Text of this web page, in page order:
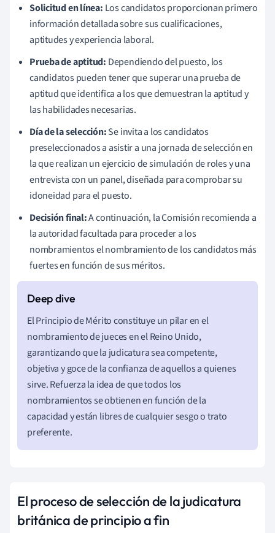
Solicitud en línea: Los candidatos proporcionan primero
información detallada sobre sus cualificaciones,
aptitudes y experiencia laboral.
Prueba de aptitud: Dependiendo del puesto, los
candidatos pueden tener que superar una prueba de
aptitud que identifica a los que demuestran la aptitud y
las habilidades necesarias.
Día de la selección:Se invita a los candidatos
preseleccionados a asistir a una jornada de selección en
la que realizan un ejercicio de simulación de roles y una
entrevista con un panel, diseñada para comprobar su
idoneidad para el puesto.
Decisión final:A continuación, la Comisión recomienda a
la autoridad facultada para proceder a los
nombramientos el nombramiento de los candidatos más
fuertes en función de sus méritos.
El Principio de Mérito constituye un pilar en el
nombramiento de jueces en el Reino Unido,
garantizando que la judicatura sea competente,
objetiva y goce de la confianza de aquellos a quienes
sirve. Refuerza la idea de que todos los
nombramientos se obtienen en función de la
capacidad y están libres de cualquier sesgo o trato
preferente.
El proceso de selección de la judicatura
británica de principio a fin